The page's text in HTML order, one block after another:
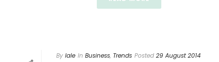
By lale In Business, Trends Posted 29 August 2014